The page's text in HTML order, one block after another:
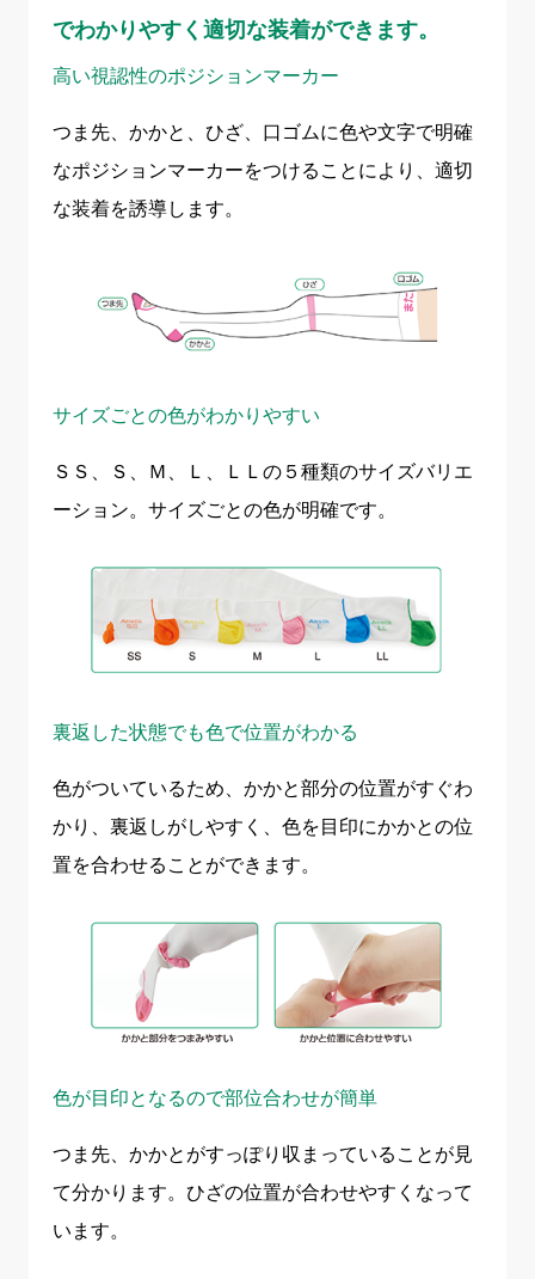
でわかりやすく適切な装着ができます。
高い視認性のポジションマーカー
つま先、かかと、ひざ、口ゴムに色や文字で明確
なポジションマーカーをつけることにより、適切
な装着を誘導します。
サイズごとの色がわかりやすい
ＳＳ、Ｓ、Ｍ、Ｌ、ＬＬの５種類のサイズバリエ
ーション。サイズごとの色が明確です。
裏返した状態でも色で位置がわかる
色がついているため、かかと部分の位置がすぐわ
かり、裏返しがしやすく、色を目印にかかとの位
置を合わせることができます。
色が目印となるので部位合わせが簡単
つま先、かかとがすっぽり収まっていることが見
て分かります。ひざの位置が合わせやすくなって
います。